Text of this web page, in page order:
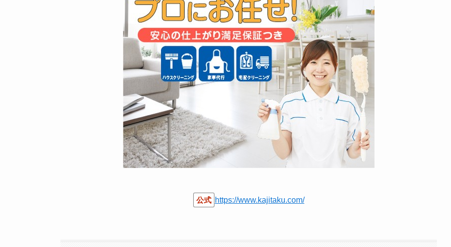
公式 https://www.kajitaku.com/